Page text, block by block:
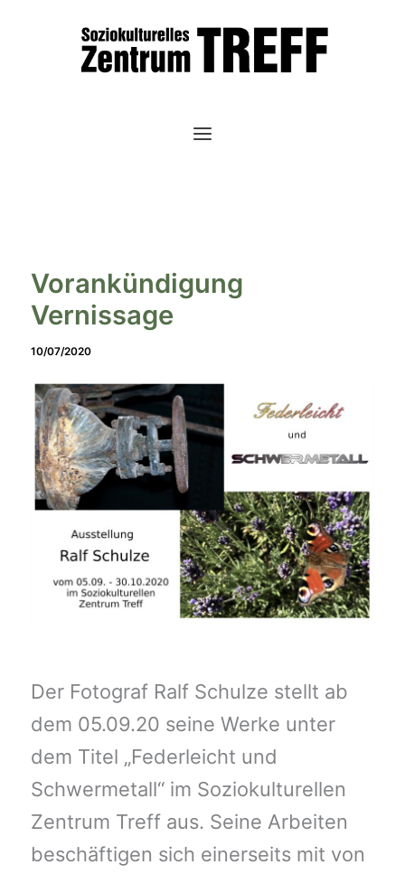
Vorankündigung
Vernissage
10/07/2020
Der Fotograf Ralf Schulze stellt ab
dem 05.09.20 seine Werke unter
dem Titel „Federleicht und
Schwermetall“ im Soziokulturellen
Zentrum Treff aus. Seine Arbeiten
beschäftigen sich einerseits mit von